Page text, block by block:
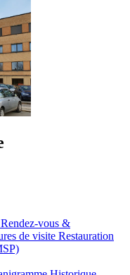
Rendez-vous &
de visite Restauration